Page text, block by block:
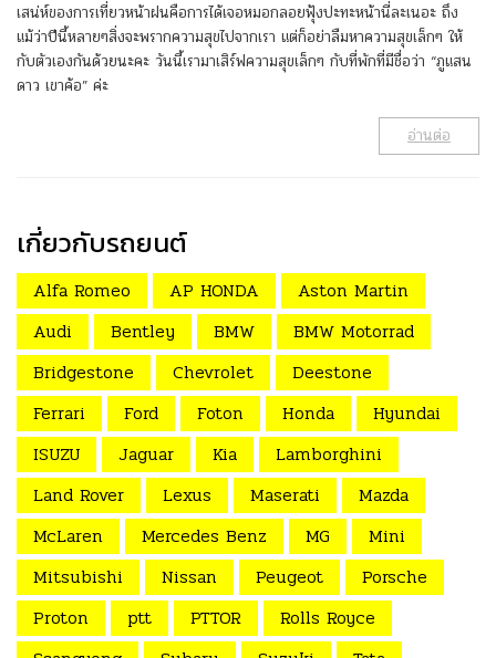
เสน่ห์ของการเที่ยวหน้าฝนคือการได้เจอหมอกลอยฟุ้งปะทะหน้านี่ละเนอะ ถึง
แม้ว่าปีนี้หลายๆสิ่งจะพรากความสุขไปจากเรา แต่ก็อย่าลืมหาความสุขเล็กๆ ให้
กับตัวเองกันด้วยนะคะ วันนี้เรามาเสิร์ฟความสุขเล็กๆ กับที่พักที่มีชื่อว่า “ภูแสน
ดาว เขาค้อ” ค่ะ
อ่านต่อ
เกี่ยวกับรถยนต์
Alfa Romeo AP HONDA
Aston Martin
Audi
Bentley BMW
BMW Motorrad
Bridgestone
Chevrolet
Deestone
Ferrari
Ford Foton Honda
Hyundai
ISUZU
Jaguar Kia
Lamborghini
Land Rover
Lexus Maserati
Mazda
McLaren
Mercedes Benz MG
Mini
Mitsubishi
Nissan Peugeot
Porsche
Proton
ptt PTTOR
Rolls Royce